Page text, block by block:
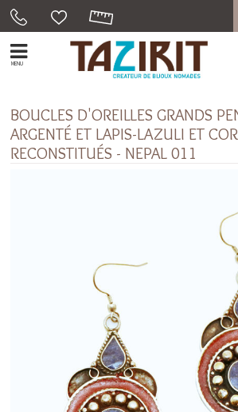
MENU
BOUCLES D'OREILLES GRANDS
ARGENTÉ ET LAPIS-LAZULI ET
RECONSTITUÉS - NEPAL 011